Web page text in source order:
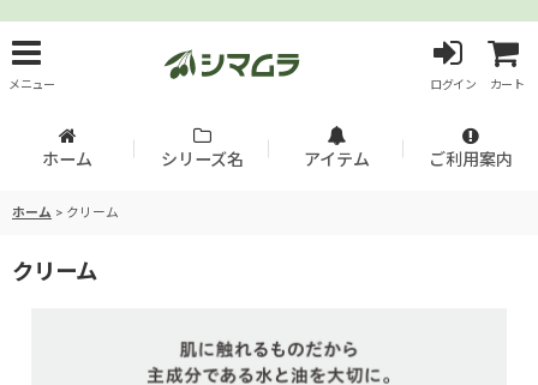
メニュー ログイン カート
ホーム シリーズ名 アイテム ご利用案内
ホーム > クリーム
クリーム